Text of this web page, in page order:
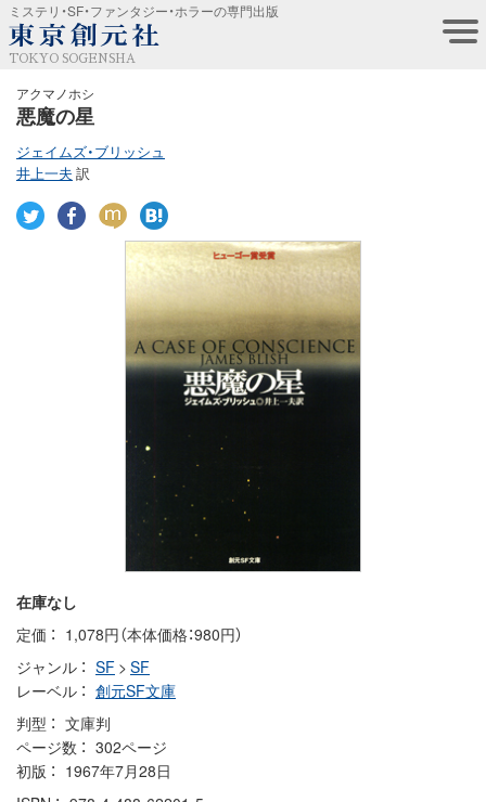
ミステリ・SF・ファンタジー・ホラーの専門出版
TOKYO SOGENSHA
アクマノホシ
悪魔の星
ジェイムズ・ブリッシュ
井上一夫 訳
在庫なし
定価
1,078円（本体価格：980円）
ジャンル
SF > SF
レーベル
創元SF文庫
判型
文庫判
ページ数
302ページ
初版
1967年7月28日